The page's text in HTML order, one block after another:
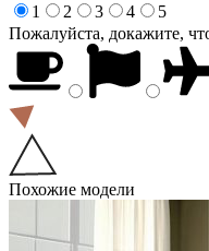
1
2 3 4
5
Пожалуйста, докажите,
Похожие модели